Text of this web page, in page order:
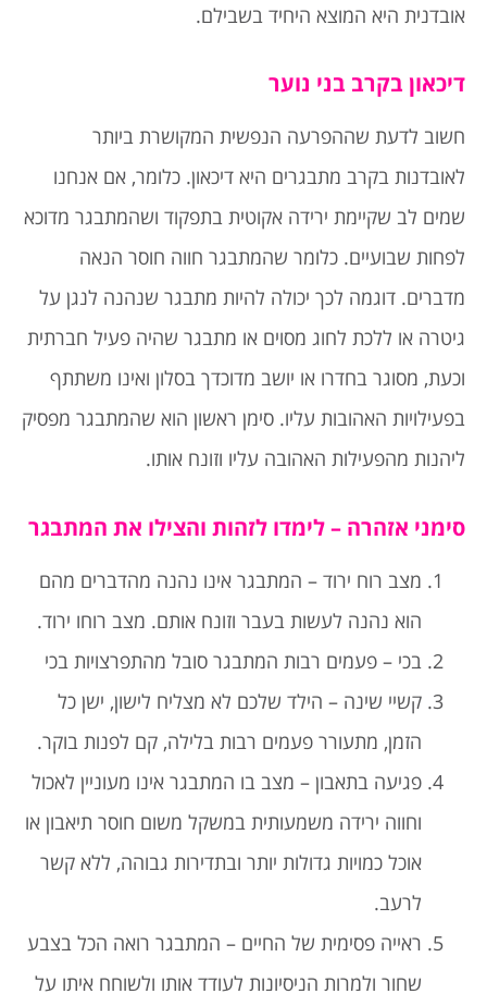
אובדנית היא המוצא היחיד בשבילם.
דיכאון בקרב בני נוער
חשוב לדעת שההפרעה הנפשית המקושרת ביותר
לאובדנות בקרב מתבגרים היא דיכאון. כלומר, אם אנחנו
שמים לב שקיימת ירידה אקוטית בתפקוד ושהמתבגר מדוכא
לפחות שבועיים. כלומר שהמתבגר חווה חוסר הנאה
מדברים. דוגמה לכך יכולה להיות מתבגר שנהנה לנגן על
גיטרה או ללכת לחוג מסוים או מתבגר שהיה פעיל חברתית
וכעת, מסוגר בחדרו או יושב מדוכדך בסלון ואינו משתתף
בפעילויות האהובות עליו. סימן ראשון הוא שהמתבגר מפסיק
ליהנות מהפעילות האהובה עליו וזונח אותו.
סימני אזהרה – לימדו לזהות והצילו את המתבגר
מצב רוח ירוד – המתבגר אינו נהנה מהדברים מהם
הוא נהנה לעשות בעבר וזונח אותם. מצב רוחו ירוד.
בכי – פעמים רבות המתבגר סובל מהתפרצויות בכי
קשיי שינה – הילד שלכם לא מצליח לישון, ישן כל
הזמן, מתעורר פעמים רבות בלילה, קם לפנות בוקר.
פגיעה בתאבון – מצב בו המתבגר אינו מעוניין לאכול
וחווה ירידה משמעותית במשקל משום חוסר תיאבון או
אוכל כמויות גדולות יותר ובתדירות גבוהה, ללא קשר
לרעב.
ראייה פסימית של החיים – המתבגר רואה הכל בצבע
שחור ולמרות הניסיונות לעודד אותו ולשוחח איתו על